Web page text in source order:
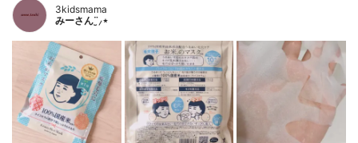
3kidsmama
みーさん¨̮⸝⋆